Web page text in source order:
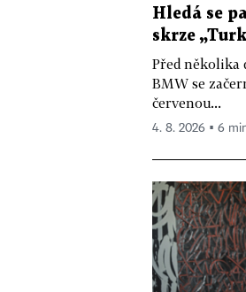
Hledá se
skrze
Před několika
BMW se
červenou...
4. 8. 2026 ▪ 6